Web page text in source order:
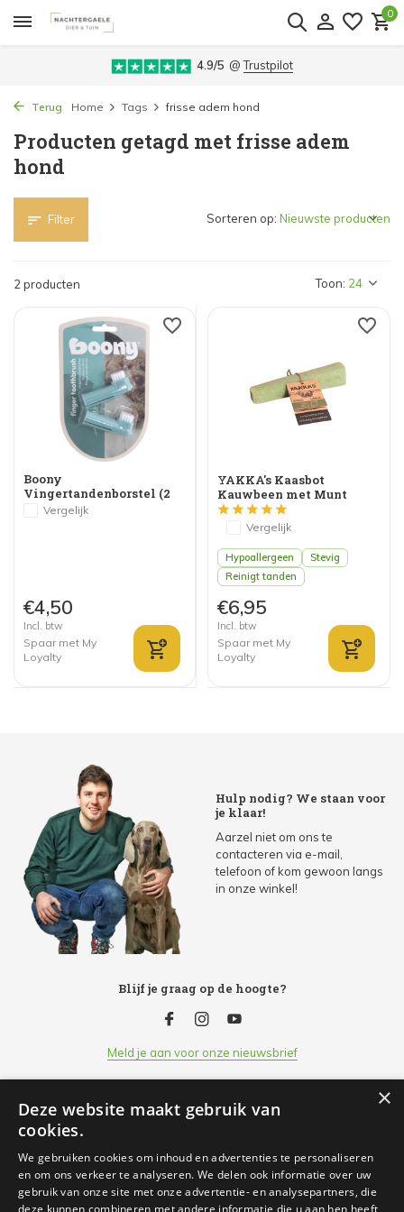
0
4.9/5 @Trustpilot
Terug Home Tags frisse adem hond
Producten getagd met frisse adem
hond
Filter
2 producten Toon:
Sorteren op:
Boony
Vingertandenborstel (2
stuks)
Vergelijk
€4,50
Incl. btw
Spaar met My
Loyalty
YAKKA's Kaasbot
Kauwbeen met Munt
Vergelijk
Hypoallergeen
Stevig
Reinigt tanden
€6,95
Incl. btw
Spaar met My
Loyalty
Hulp nodig? We staan voor
je klaar!
Aarzel niet om ons te
contacteren via e-mail,
telefoon of kom gewoon langs
in onze winkel!
Blijf je graag op de hoogte?
Meld je aan voor onze nieuwsbrief
Klantenservice
Openingsuren
×
Deze website maakt gebruik van
cookies.
We gebruiken cookies om inhoud en advertenties te personaliseren
en om ons verkeer te analyseren. We delen ook informatie over uw
gebruik van onze site met onze advertentie- en analysepartners, die
deze kunnen combineren met andere informatie die u aan hen heeft